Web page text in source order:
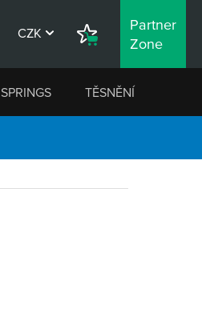
CZK
Nákupní
Partner
Zone
SPRINGS TĚSNĚNÍ